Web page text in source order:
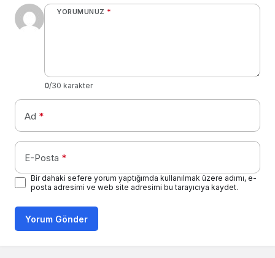
YORUMUNUZ *
0/30 karakter
Ad *
E-Posta *
Bir dahaki sefere yorum yaptığımda kullanılmak üzere adımı, e-
posta adresimi ve web site adresimi bu tarayıcıya kaydet.
Yorum Gönder